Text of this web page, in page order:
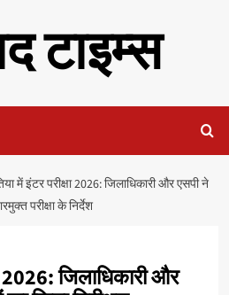
टाइम्स
में इंटर परीक्षा 2026: जिलाधिकारी और एसपी ने
परीक्षा के निर्देश
2026: जिलाधिकारी और